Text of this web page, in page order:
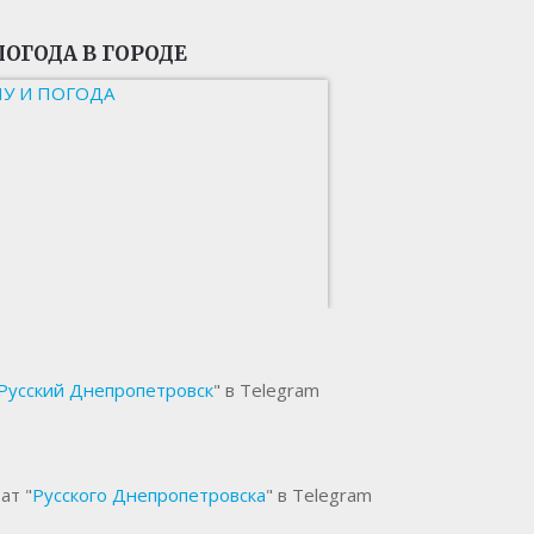
В ГОРОДЕ
И ПОГОДА
Днепропетровск" в Telegram
"Русского Днепропетровска" в Telegram